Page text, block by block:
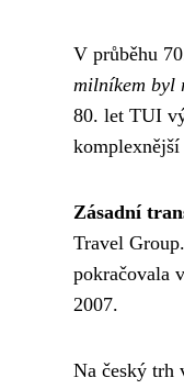
V průběhu
milníkem byl
80. let TUI
Zásadní
Travel
pokračovala
2007.
Na český trh